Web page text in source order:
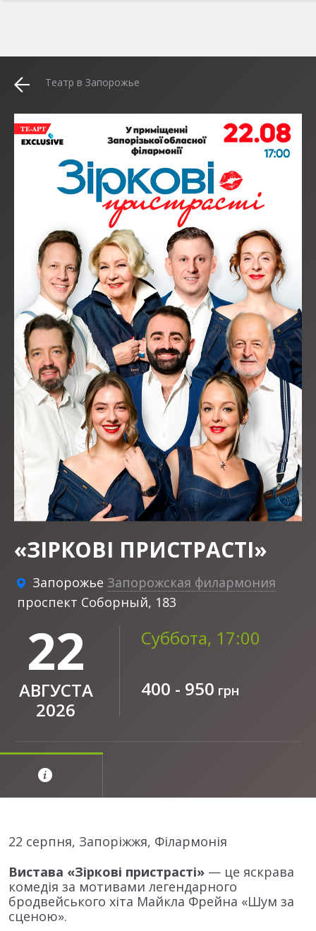
Театр в Запорожье
«ЗІРКОВІ ПРИСТРАСТІ»
Запорожье Запорожская филармония
проспект Соборный, 183
22
АВГУСТА
2026
Суббота, 17:00
400 - 950 грн
22 серпня, Запоріжжя, Філармонія
Вистава «Зіркові пристрасті» — це яскрава
комедія за мотивами легендарного
бродвейського хіта Майкла Фрейна «Шум за
сценою».